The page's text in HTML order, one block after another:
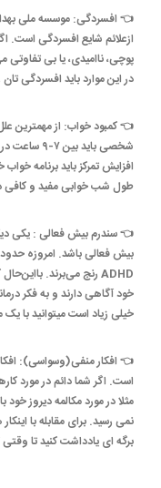
👈 افسردگی: موسسه ملی
ازعلائم شایع افسردگی است.
پوچی، ناامیدی، یا بی
در این موارد باید افسردگی تان
👈 کمبود خواب: از مهمترین
شخصی باید
افزایش تمرکز باید برنامه‌
طول شب خوابی مفید و کافی
👈 سندرم بیش فعالی : یکی
خود آگاهی دارند و به فکر
خیلی زیاد است میتوانید با
👈 افکار منفی(وسواسی):
است. اگر شما دائم در مورد
مثلا در مورد مکالمه دیروز
نمی رسید. برای مقابله با
برگه ای یادداشت کنید تا